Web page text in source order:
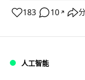
183 10 ↗
人工智能